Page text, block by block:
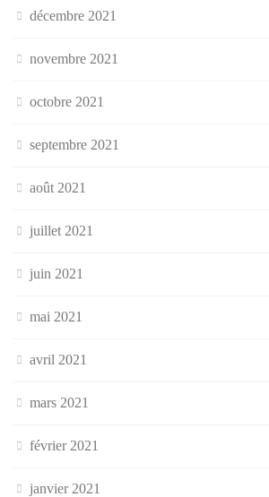
décembre 2021
novembre 2021
octobre 2021
septembre 2021
août 2021
juillet 2021
juin 2021
mai 2021
avril 2021
mars 2021
février 2021
janvier 2021